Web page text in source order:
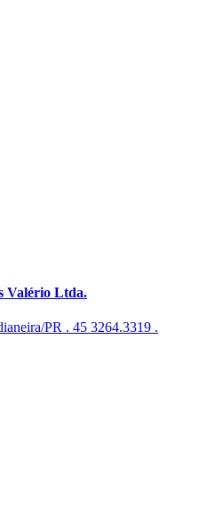
Valério Ltda.
PR . 45 3264.3319 .